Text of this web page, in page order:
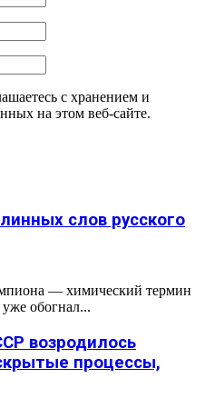
с хранением и
на этом веб-сайте.
слов русского
— химический термин
обогнал...
возродилось
процессы,